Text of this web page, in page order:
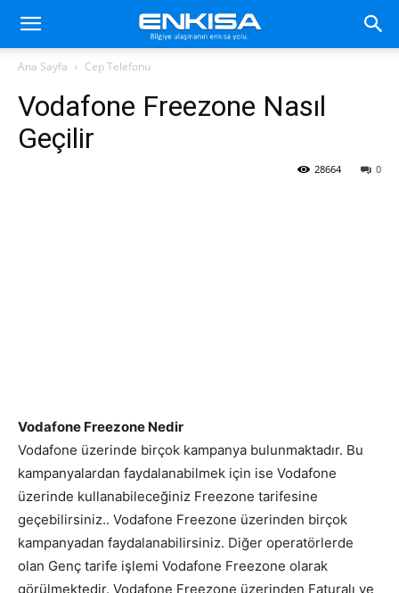
Ana Sayfa Cep Telefonu
Vodafone Freezone Nasıl
Geçilir
0
28664
Vodafone Freezone Nedir
Vodafone üzerinde birçok kampanya bulunmaktadır. Bu
kampanyalardan faydalanabilmek için ise Vodafone
üzerinde kullanabileceğiniz Freezone tarifesine
geçebilirsiniz.. Vodafone Freezone üzerinden birçok
kampanyadan faydalanabilirsiniz. Diğer operatörlerde
olan Genç tarife işlemi Vodafone Freezone olarak
görülmektedir. Vodafone Freezone üzerinden Faturalı ve